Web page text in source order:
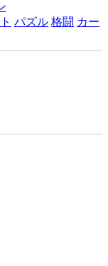
パズル 格闘 カー